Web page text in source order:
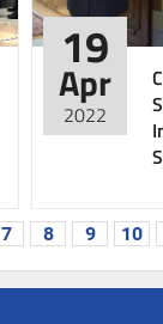
19
Apr
2022
7 8 9 10